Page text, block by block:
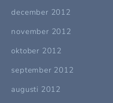
december 2012
november 2012
oktober 2012
september 2012
augusti 2012